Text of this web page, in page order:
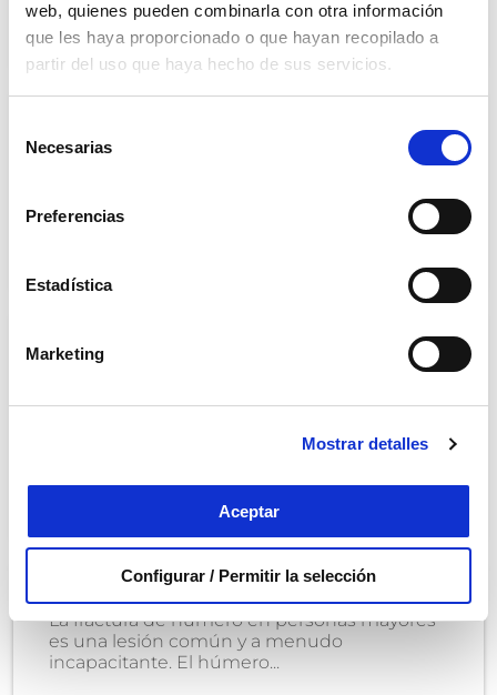
web, quienes pueden combinarla con otra información
que les haya proporcionado o que hayan recopilado a
partir del uso que haya hecho de sus servicios.
Necesarias
Preferencias
Estadística
Marketing
Mostrar detalles
Aceptar
Configurar / Permitir la selección
Saber más
Una caída leve, un mal paso o un tropiezo
pueden provocar lesiones graves en la vejez.
Cuidados y tratamientos
Húmero roto en personas mayores
La fractura de húmero en personas mayores
es una lesión común y a menudo
incapacitante. El húmero...